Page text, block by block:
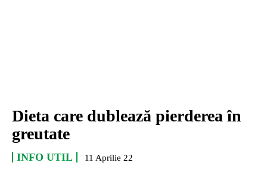
Dieta care dublează pierderea în
greutate
INFO UTIL 11 Aprilie 22